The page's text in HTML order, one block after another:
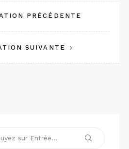
PRÉCÉDENTE
SUIVANTE